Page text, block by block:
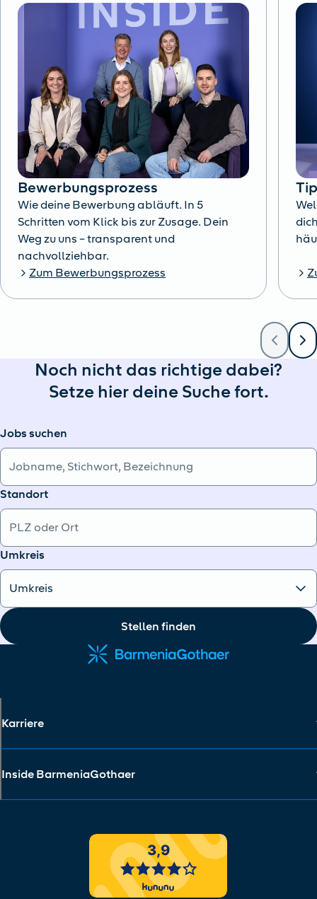
Bewerbungsprozess
Wie deine Bewerbung abläuft. In 5
Schritten vom Klick bis zur Zusage. Dein
Weg zu uns – transparent und
nachvollziehbar.
Zum Bewerbungsprozess
Noch nicht das richtige dabei?
Setze hier deine Suche fort.
Jobs suchen
Standort
Umkreis
Stellen finden
Karriere
Inside BarmeniaGothaer